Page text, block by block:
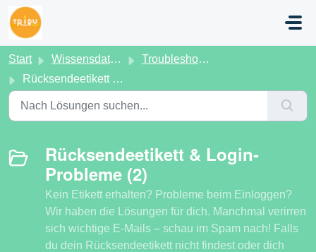
Zum hauptsächlichen Inhalt gehen
Start Wissensdatenbank
Troubleshooting
Rücksendeetikett & Login-Probleme
Rücksendeetikett & Login-
Probleme (2)
Kein Etikett erhalten? Probleme beim Einloggen?
Wir haben die Lösungen für dich. Manchmal verirren
sich wichtige E-Mails – schau im Spam nach! Falls
du dein Rücksendeetikett nicht findest oder dich